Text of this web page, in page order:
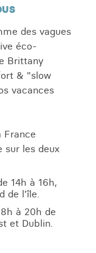
des vagues
éco-
Brittany
& "slow
vacances
France
sur les deux
14h à 16h,
de l'île.
à 20h de
et Dublin.